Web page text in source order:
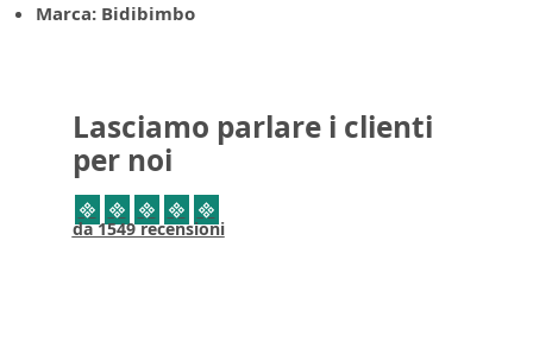
Marca: Bidibimbo
Lasciamo parlare i clienti
per noi
da 1549 recensioni